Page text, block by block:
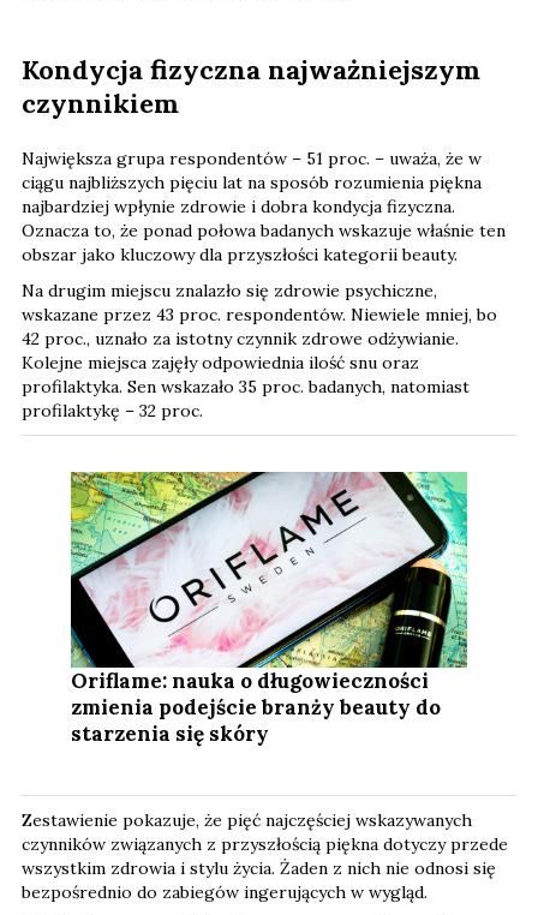
Kondycja fizyczna najważniejszym
czynnikiem
Największa grupa respondentów – 51 proc. – uważa, że w
ciągu najbliższych pięciu lat na sposób rozumienia piękna
najbardziej wpłynie zdrowie i dobra kondycja fizyczna.
Oznacza to, że ponad połowa badanych wskazuje właśnie ten
obszar jako kluczowy dla przyszłości kategorii beauty.
Na drugim miejscu znalazło się zdrowie psychiczne,
wskazane przez 43 proc. respondentów. Niewiele mniej, bo
42 proc., uznało za istotny czynnik zdrowe odżywianie.
Kolejne miejsca zajęły odpowiednia ilość snu oraz
profilaktyka. Sen wskazało 35 proc. badanych, natomiast
profilaktykę – 32 proc.
Oriflame: nauka o długowieczności
zmienia podejście branży beauty do
starzenia się skóry
Zestawienie pokazuje, że pięć najczęściej wskazywanych
czynników związanych z przyszłością piękna dotyczy przede
wszystkim zdrowia i stylu życia. Żaden z nich nie odnosi się
bezpośrednio do zabiegów ingerujących w wygląd.